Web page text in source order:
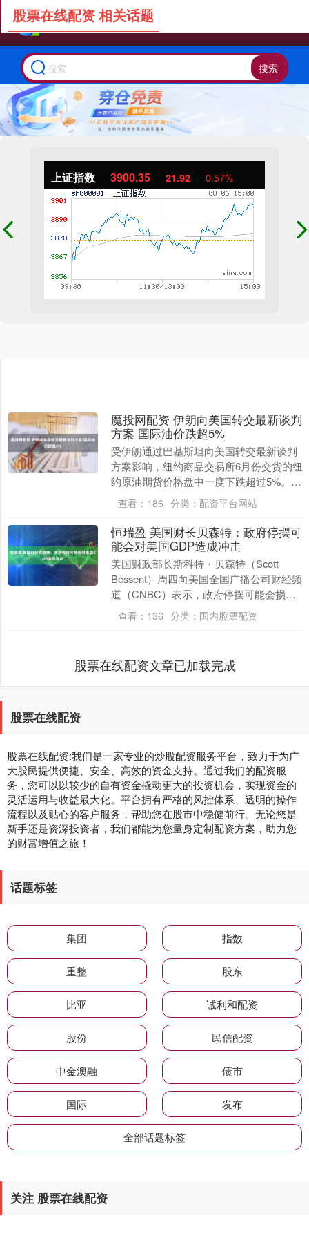
搜索
上证指数 3900.35 21.92 0.57%
股票在线配资 相关话题
魔投网配资 伊朗向美国转交最新谈判
方案 国际油价跌超5%
受伊朗通过巴基斯坦向美国转交最新谈判
方案影响，纽约商品交易所6月份交货的纽
约原油期货价格盘中一度下跌超过5%。
此前消息 巴基斯坦官员称伊朗递交的最新
谈判方案已....
查看： 186 分类： 配资平台网站
恒瑞盈 美国财长贝森特：政府停摆可
能会对美国GDP造成冲击
美国财政部长斯科特・贝森特（Scott
Bessent）周四向美国全国广播公司财经频
道（CNBC）表示，政府停摆可能会损害
美国经济增长。 这位内阁官员是在政府
停....
查看： 136 分类： 国内股票配资
股票在线配资文章已加载完成
股票在线配资
股票在线配资:我们是一家专业的炒股配资服务平台，致力于为广
大股民提供便捷、安全、高效的资金支持。通过我们的配资服
务，您可以以较少的自有资金撬动更大的投资机会，实现资金的
灵活运用与收益最大化。平台拥有严格的风控体系、透明的操作
流程以及贴心的客户服务，帮助您在股市中稳健前行。无论您是
新手还是资深投资者，我们都能为您量身定制配资方案，助力您
的财富增值之旅！
话题标签
集团 指数
重整 股东
比亚 诚利和配资
股份 民信配资
中金澳融 债市
国际 发布
全部话题标签
关注 股票在线配资